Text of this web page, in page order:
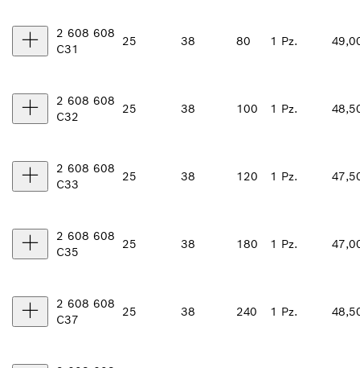
2 608 608
C31
25 38 80 1 Pz.
2 608 608
C32
25 38 100 1 Pz.
2 608 608
C33
25 38 120 1 Pz.
2 608 608
C35
25 38 180 1 Pz.
2 608 608
C37
25 38 240 1 Pz.